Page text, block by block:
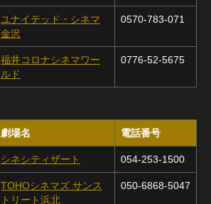
ユナイテッド・シネマ
金沢
0570-783-071
福井コロナシネマワー
ルド
0776-52-5675
劇場名 電話番号
シネシティザート 054-253-1500
TOHOシネマズ サンス
トリート浜北
050-6868-5047